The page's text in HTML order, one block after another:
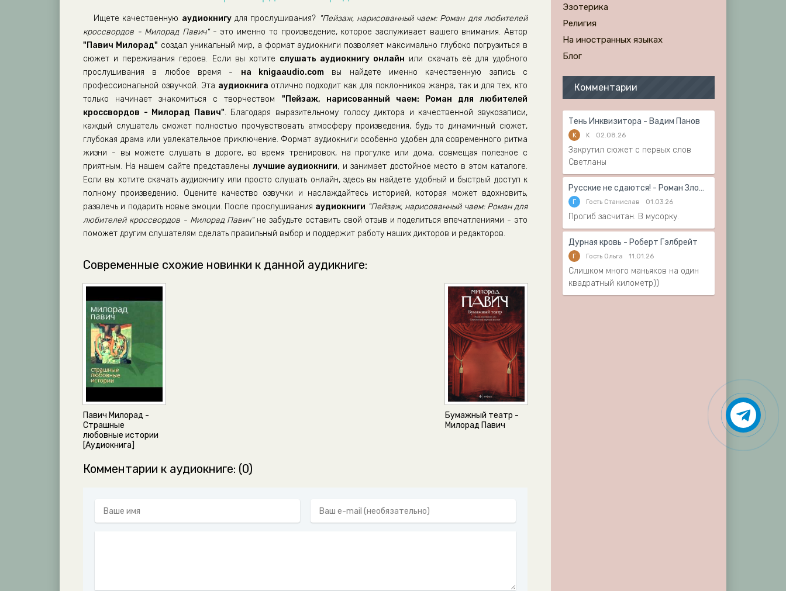
Ищете качественную аудиокнигудля прослушивания? "Пейзаж, нарисованный чаем: Роман для любителей
кроссвордов - Милорад Павич"- это именно то произведение, которое заслуживает вашего внимания. Автор
"Павич Милорад" создал уникальный мир, а формат аудиокниги позволяет максимально глубоко погрузиться в
сюжет и переживания героев. Если вы хотите слушать аудиокнигу онлайн или скачать её для удобного
прослушивания в любое время - на knigaaudio.com вы найдете именно качественную запись с
профессиональной озвучкой. Эта аудиокнига отлично подходит как для поклонников жанра, так и для тех, кто
только начинает знакомиться с творчеством "Пейзаж, нарисованный чаем: Роман для любителей
кроссвордов - Милорад Павич". Благодаря выразительному голосу диктора и качественной звукозаписи,
каждый слушатель сможет полностью прочувствовать атмосферу произведения, будь то динамичный сюжет,
глубокая драма или увлекательное приключение. Формат аудиокниги особенно удобен для современного ритма
жизни - вы можете слушать в дороге, во время тренировок, на прогулке или дома, совмещая полезное с
приятным. На нашем сайте представлены лучшие аудиокниги, и занимает достойное место в этом каталоге.
Если вы хотите скачать аудиокнигу или просто слушать онлайн, здесь вы найдете удобный и быстрый доступ к
полному произведению. Оцените качество озвучки и наслаждайтесь историей, которая может вдохновить,
развлечь и подарить новые эмоции. После прослушивания аудиокниги "Пейзаж, нарисованный чаем: Роман для
любителей кроссвордов - Милорад Павич"не забудьте оставить свой отзыв и поделиться впечатлениями - это
поможет другим слушателям сделать правильный выбор и поддержит работу наших дикторов и редакторов.
Современные схожие новинки к данной аудикниге:
Павич Милорад -
Страшные
любовные истории
[Аудиокнига]
Бумажный театр -
Милорад Павич
Комментарии к аудиокниге: (0)
Эзотерика
Религия
На иностранных языках
Блог
Комментарии
Тень Инквизитора - Вадим Панов
K K 02.08.26
Закрутил сюжет с первых слов
Светланы
Русские не сдаются! - Роман Злотников
Г Гость Станислав 01.03.26
Прогиб засчитан. В мусорку.
Дурная кровь - Роберт Гэлбрейт
Г Гость Ольга 11.01.26
Слишком много маньяков на один
квадратный километр))